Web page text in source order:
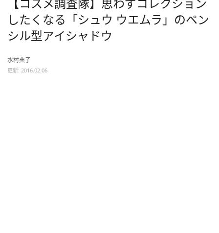
したくなる「シュウ ウエムラ」のペン
シル型アイシャドウ
水村典子
更新: 2016.02.06